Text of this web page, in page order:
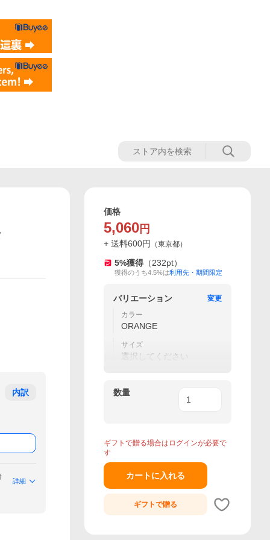
内訳
詳細
価格
5,060 円
+ 送料600円 （東京都）
5%獲得 （232pt）
獲得のうち4.5%は利用先・期間限定
バリエーション
変更
カラー
ORANGE
サイズ
選択してください
数量
ギフトで贈る場合はログインが必要で
す
カートに入れる
ギフトで贈る